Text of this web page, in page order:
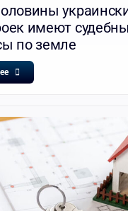
имеют
по земле